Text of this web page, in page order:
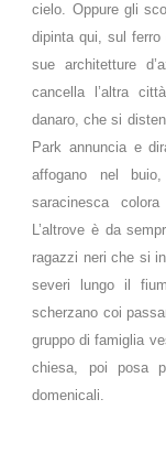
cielo. Oppure gli
dipinta qui, sul
sue architetture
cancella l’altra
danaro, che si
Park annuncia e
affogano nel
saracinesca
L’altrove è da
ragazzi neri che si
severi lungo il
scherzano coi
gruppo di famiglia
chiesa, poi posa
domenicali.